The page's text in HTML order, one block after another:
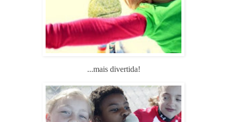
...mais divertida!